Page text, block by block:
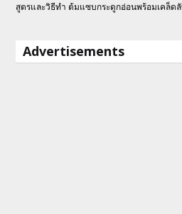
สูตรและวิธีทำ ต้มแซบกระดูกอ่อนพร้อมเคล็ด
Advertisements